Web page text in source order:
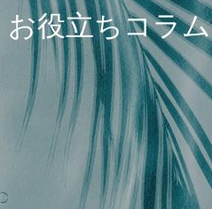
お役立ちコラム